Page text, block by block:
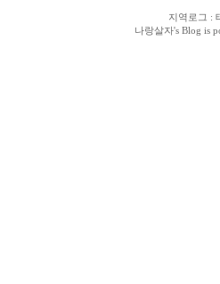
지역로그 :
나랑살자's Blog is